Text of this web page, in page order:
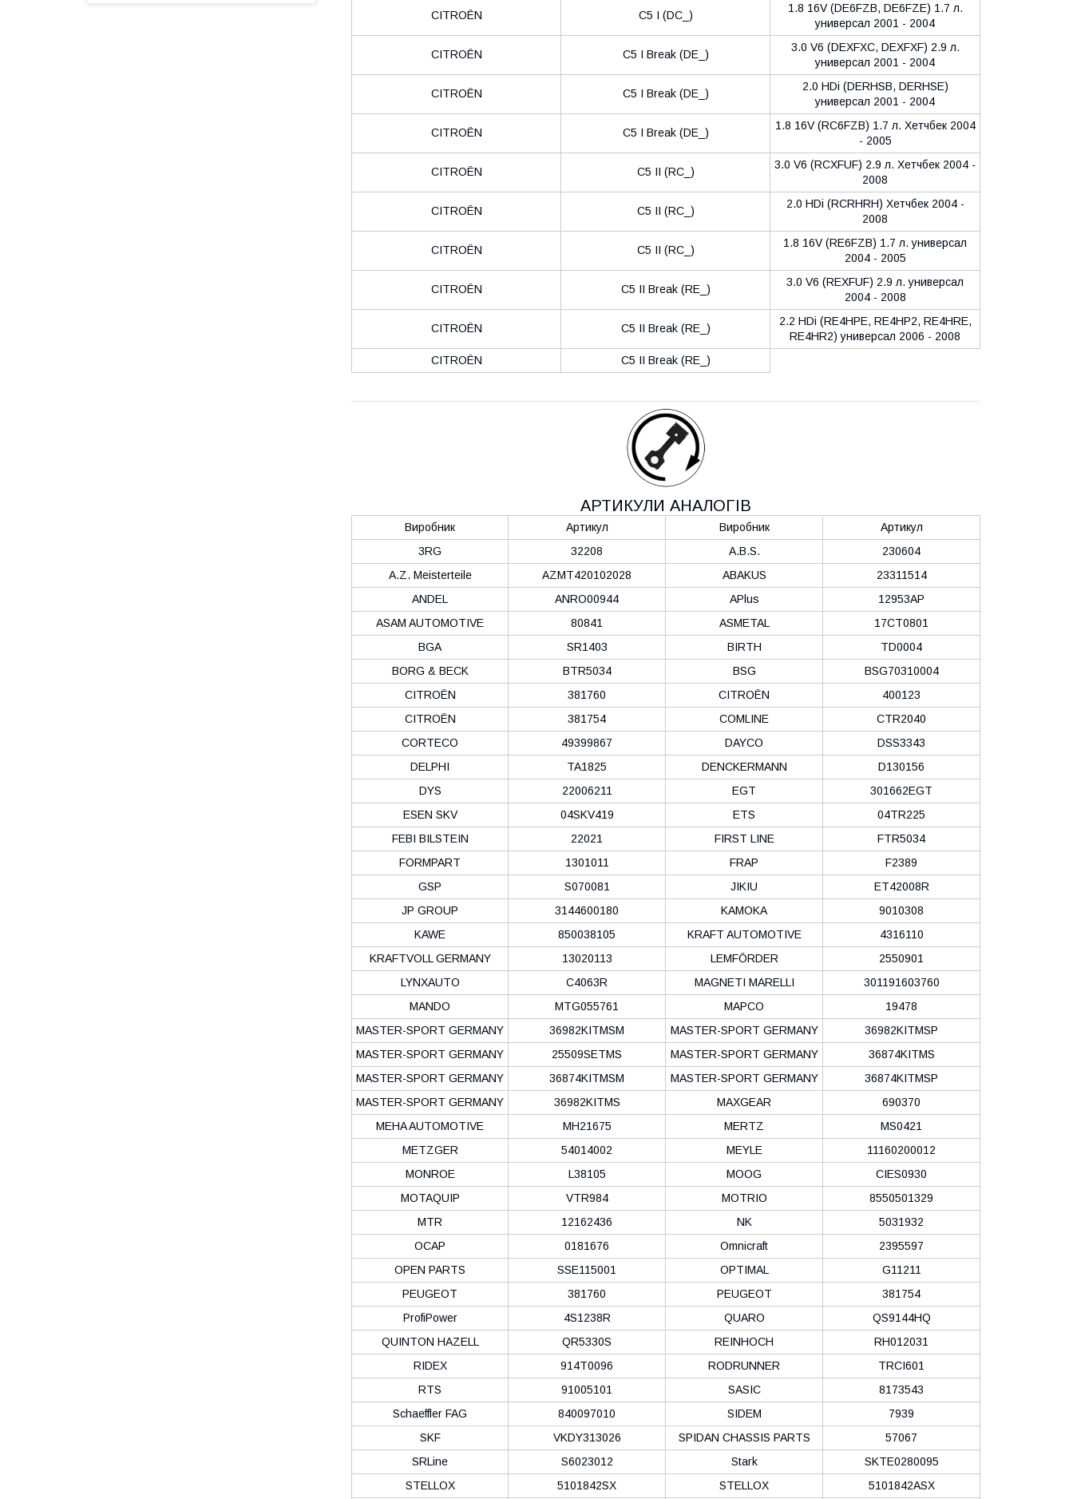
CITROËN C5 I (DC_)
1.8 16V (DE6FZB, DE6FZE) 1.7 л.
универсал 2001 - 2004
CITROËN C5 I Break (DE_)
3.0 V6 (DEXFXC, DEXFXF) 2.9 л.
универсал 2001 - 2004
CITROËN C5 I Break (DE_)
2.0 HDi (DERHSB, DERHSE)
универсал 2001 - 2004
CITROËN C5 I Break (DE_)
1.8 16V (RC6FZB) 1.7 л. Хетчбек 2004
- 2005
CITROËN C5 II (RC_)
3.0 V6 (RCXFUF) 2.9 л. Хетчбек 2004 -
2008
CITROËN C5 II (RC_)
2.0 HDi (RCRHRH) Хетчбек 2004 -
2008
CITROËN C5 II (RC_)
1.8 16V (RE6FZB) 1.7 л. универсал
2004 - 2005
CITROËN C5 II Break (RE_)
3.0 V6 (REXFUF) 2.9 л. универсал
2004 - 2008
CITROËN C5 II Break (RE_)
2.2 HDi (RE4HPE, RE4HP2, RE4HRE,
RE4HR2) универсал 2006 - 2008
CITROËN
C5 II Break (RE_)
АРТИКУЛИ АНАЛОГІВ
Виробник Артикул Виробник
Артикул
3RG
32208 A.B.S.
230604
A.Z. Meisterteile
AZMT420102028 ABAKUS
23311514
ANDEL
ANRO00944 APlus
12953AP
ASAM AUTOMOTIVE
80841 ASMETAL
17CT0801
BGA
SR1403 BIRTH
TD0004
BORG & BECK
BTR5034 BSG
BSG70310004
CITROËN
381760 CITROËN
400123
CITROËN
381754 COMLINE
CTR2040
CORTECO
49399867 DAYCO
DSS3343
DELPHI
TA1825 DENCKERMANN
D130156
DYS
22006211 EGT
301662EGT
ESEN SKV
04SKV419 ETS
04TR225
FEBI BILSTEIN
22021 FIRST LINE
FTR5034
FORMPART
1301011 FRAP
F2389
GSP
S070081 JIKIU
ET42008R
JP GROUP
3144600180 KAMOKA
9010308
KAWE
850038105 KRAFT AUTOMOTIVE
4316110
KRAFTVOLL GERMANY
13020113 LEMFÖRDER
2550901
LYNXAUTO
C4063R MAGNETI MARELLI
301191603760
MANDO
MTG055761 MAPCO
19478
MASTER-SPORT GERMANY
36982KITMSM MASTER-SPORT GERMANY
36982KITMSP
MASTER-SPORT GERMANY
25509SETMS MASTER-SPORT GERMANY
36874KITMS
MASTER-SPORT GERMANY
36874KITMSM MASTER-SPORT GERMANY
36874KITMSP
MASTER-SPORT GERMANY
36982KITMS MAXGEAR
690370
MEHA AUTOMOTIVE
MH21675 MERTZ
MS0421
METZGER
54014002 MEYLE
11160200012
MONROE
L38105 MOOG
CIES0930
MOTAQUIP
VTR984 MOTRIO
8550501329
MTR
12162436 NK
5031932
OCAP
0181676 Omnicraft
2395597
OPEN PARTS
SSE115001 OPTIMAL
G11211
PEUGEOT
381760 PEUGEOT
381754
ProfiPower
4S1238R QUARO
QS9144HQ
QUINTON HAZELL
QR5330S REINHOCH
RH012031
RIDEX
914T0096 RODRUNNER
TRCI601
RTS
91005101 SASIC
8173543
Schaeffler FAG
840097010 SIDEM
7939
SKF
VKDY313026 SPIDAN CHASSIS PARTS
57067
SRLine
S6023012 Stark
SKTE0280095
STELLOX
5101842SX STELLOX 5101842ASX